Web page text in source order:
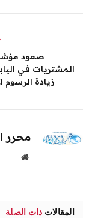
صعود
المشتريات في
زيادة الرسوم
محرر
موقع
المقالات ذات الصلة